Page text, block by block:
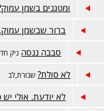
ומטגנים בשמן
ברור שבשמן
סבבה ננסה ניק
לא סולת? שבורת,לב
לא יודעת. אולי